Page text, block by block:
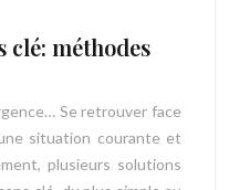
méthodes
Se retrouver face
situation courante et
plusieurs solutions